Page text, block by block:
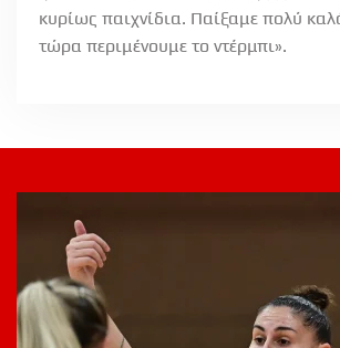
κυρίως παιχνίδια. Παίξαμε πολύ
τώρα περιμένουμε το ντέρμπι».